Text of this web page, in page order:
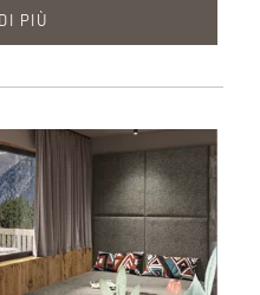
PIÙ